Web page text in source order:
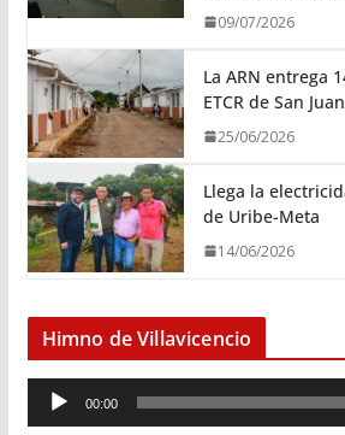
09/07/2026
La ARN entrega
ETCR de San
25/06/2026
Llega la
de Uribe-Meta
14/06/2026
Himno de Villavicencio
e
00:00